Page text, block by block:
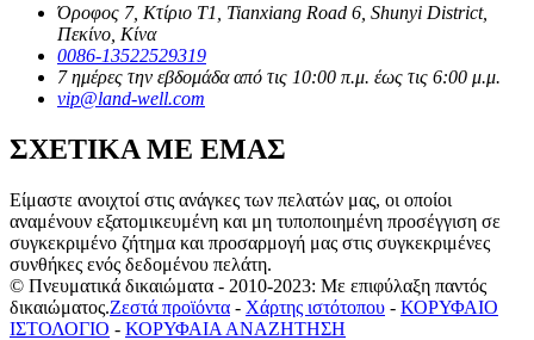
Όροφος 7, Κτίριο T1, Tianxiang Road 6, Shunyi District,
Πεκίνο, Κίνα
0086-13522529319
7 ημέρες την εβδομάδα από τις 10:00 π.μ. έως τις 6:00 μ.μ.
vip@land-well.com
ΣΧΕΤΙΚΑ ΜΕ ΕΜΑΣ
Είμαστε ανοιχτοί στις ανάγκες των πελατών μας, οι οποίοι
αναμένουν εξατομικευμένη και μη τυποποιημένη προσέγγιση σε
συγκεκριμένο ζήτημα και προσαρμογή μας στις συγκεκριμένες
συνθήκες ενός δεδομένου πελάτη.
© Πνευματικά δικαιώματα - 2010-2023: Με επιφύλαξη παντός
δικαιώματος.Ζεστά προϊόντα - Χάρτης ιστότοπου - ΚΟΡΥΦΑΙΟ
ΙΣΤΟΛΟΓΙΟ - ΚΟΡΥΦΑΙΑ ΑΝΑΖΗΤΗΣΗ